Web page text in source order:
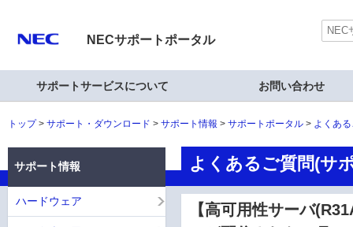
NECサポートポータル
サポートサービスについて お問い合わせ
トップ サポート・ダウンロード サポート情報 サポートポータル よくあ
よくあるご質問(サ
【高可用性サーバ
サポート情報
ハードウェア